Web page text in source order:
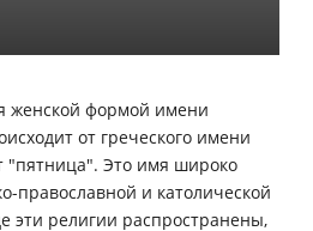
женской формой имени
от греческого имени
"пятница". Это имя широко
православной и католической
эти религии распространены,